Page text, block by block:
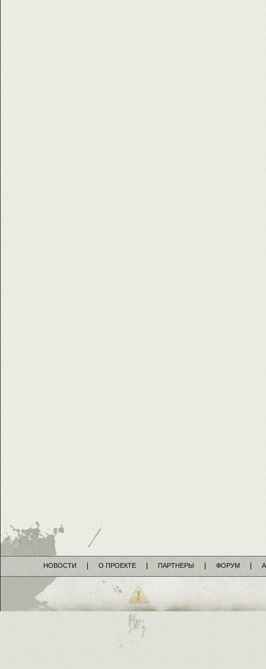
НОВОСТИ О ПРОЕКТЕ ПАРТНЕРЫ ФОРУМ